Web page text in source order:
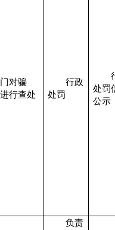
对骗
行查处
行政
处罚
处罚
公示
负责